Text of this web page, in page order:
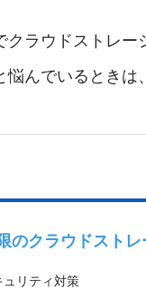
クラウドストレ
悩んでいるときは
のクラウドスト
ュリティ対策